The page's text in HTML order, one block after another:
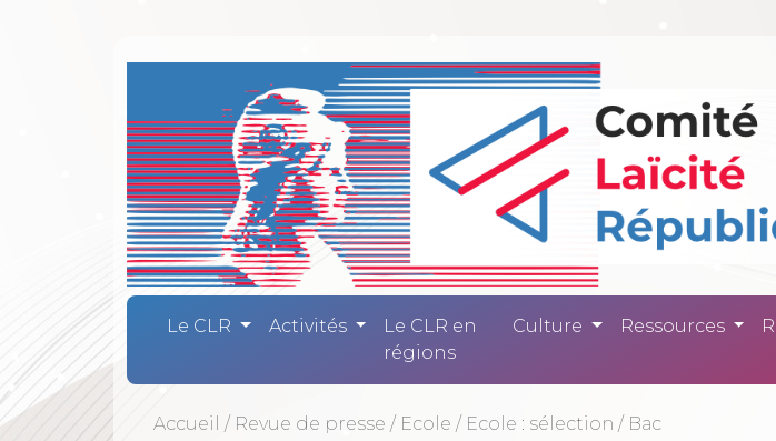
Comité Laïcité
Le CLR Activités
Le CLR en
régions
Culture Ressources
Accueil / Revue de presse / Ecole / Ecole : sélection / Bac